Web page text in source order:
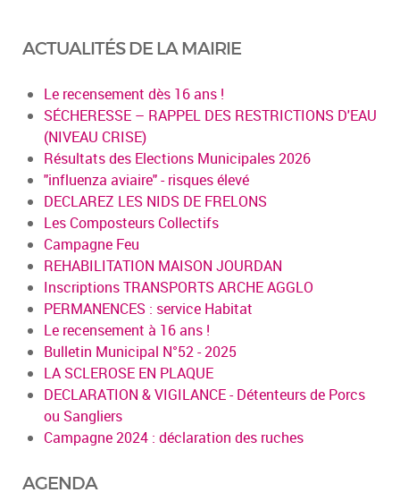
ACTUALITÉS DE LA MAIRIE
Le recensement dès 16 ans !
SÉCHERESSE – RAPPEL DES RESTRICTIONS D'EAU
(NIVEAU CRISE)
Résultats des Elections Municipales 2026
"influenza aviaire" - risques élevé
DECLAREZ LES NIDS DE FRELONS
Les Composteurs Collectifs
Campagne Feu
REHABILITATION MAISON JOURDAN
Inscriptions TRANSPORTS ARCHE AGGLO
PERMANENCES : service Habitat
Le recensement à 16 ans !
Bulletin Municipal N°52 - 2025
LA SCLEROSE EN PLAQUE
DECLARATION & VIGILANCE - Détenteurs de Porcs
ou Sangliers
Campagne 2024 : déclaration des ruches
AGENDA